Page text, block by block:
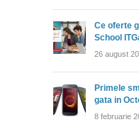
Ce oferte
School
26 august
Primele
gata in
8 februarie